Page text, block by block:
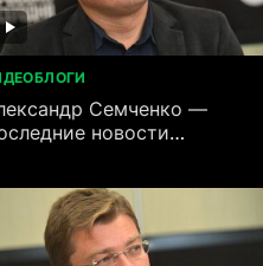
Семченко —
новости